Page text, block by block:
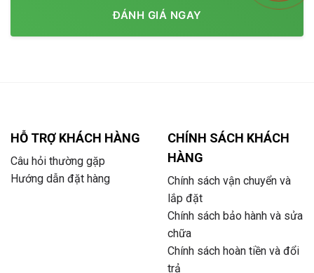
ĐÁNH GIÁ NGAY
HỖ TRỢ KHÁCH HÀNG
Câu hỏi thường gặp
Hướng dẫn đặt hàng
CHÍNH SÁCH KHÁCH
HÀNG
Chính sách vận chuyển và
lắp đặt
Chính sách bảo hành và sửa
chữa
Chính sách hoàn tiền và đổi
trả